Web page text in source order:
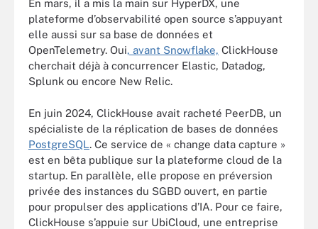
En mars, il a mis la main sur HyperDX, une
plateforme d’observabilité open source s’appuyant
elle aussi sur sa base de données et
OpenTelemetry. Oui, avant Snowflake, ClickHouse
cherchait déjà à concurrencer Elastic, Datadog,
Splunk ou encore New Relic.
En juin 2024, ClickHouse avait racheté PeerDB, un
spécialiste de la réplication de bases de données
PostgreSQL. Ce service de « change data capture »
est en bêta publique sur la plateforme cloud de la
startup. En parallèle, elle propose en préversion
privée des instances du SGBD ouvert, en partie
pour propulser des applications d’IA. Pour ce faire,
ClickHouse s’appuie sur UbiCloud, une entreprise